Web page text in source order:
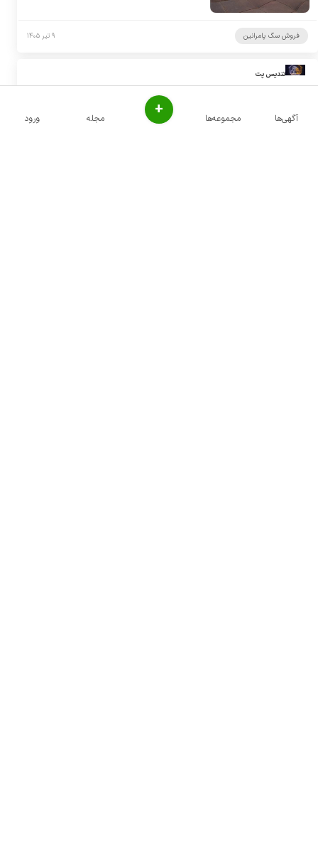
فروش سگ پامرانین ۹ تیر ۱۴۰۵
تندیس پت
ورود مجله + مجموعه‌ها آگهی‌ها